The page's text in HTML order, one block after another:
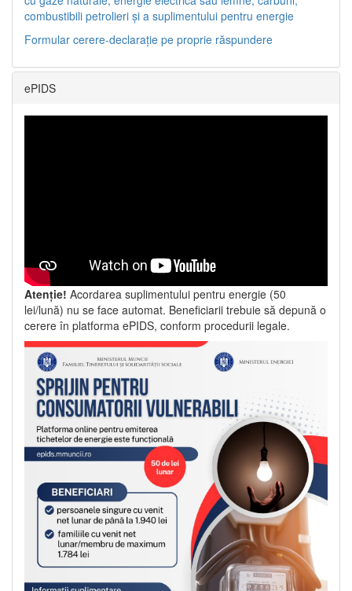
combustibili petrolieri și a suplimentului pentru energie
Formular cerere-declarație pe proprie răspundere
ePIDS
Atenție! Acordarea suplimentului pentru energie (50
lei/lună) nu se face automat. Beneficiarii trebuie să depună o
cerere în platforma ePIDS, conform procedurii legale.